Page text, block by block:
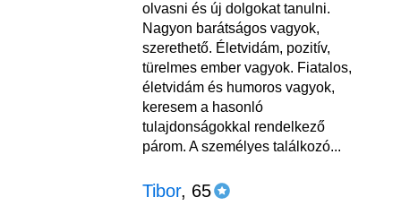
olvasni és új dolgokat tanulni.
Nagyon barátságos vagyok,
szerethető. Életvidám, pozitív,
türelmes ember vagyok. Fiatalos,
életvidám és humoros vagyok,
keresem a hasonló
tulajdonságokkal rendelkező
párom. A személyes találkozó...
Tibor, 65